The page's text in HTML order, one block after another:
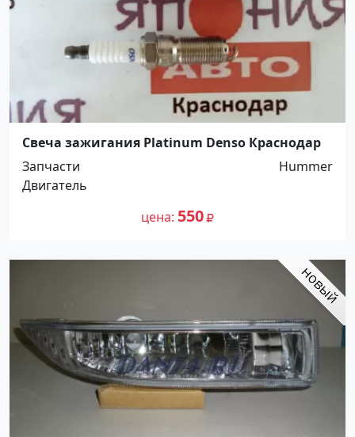
Свеча зажигания Platinum Denso Краснодар
Запчасти
Hummer
Двигатель
цена 550